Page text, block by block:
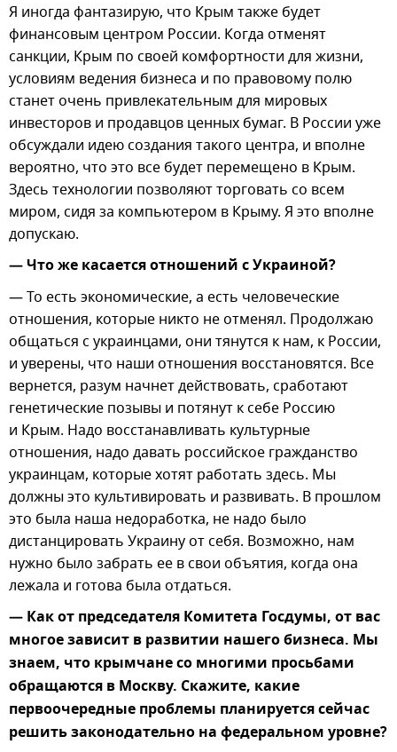
Я иногда фантазирую, что Крым также будет
финансовым центром России. Когда отменят
санкции, Крым по своей комфортности для жизни,
условиям ведения бизнеса и по правовому полю
станет очень привлекательным для мировых
инвесторов и продавцов ценных бумаг. В России уже
обсуждали идею создания такого центра, и вполне
вероятно, что это все будет перемещено в Крым.
Здесь технологии позволяют торговать со всем
миром, сидя за компьютером в Крыму. Я это вполне
допускаю.
— Что же касается отношений с Украиной?
— То есть экономические, а есть человеческие
отношения, которые никто не отменял. Продолжаю
общаться с украинцами, они тянутся к нам, к России,
и уверены, что наши отношения восстановятся. Все
вернется, разум начнет действовать, сработают
генетические позывы и потянут к себе Россию
и Крым. Надо восстанавливать культурные
отношения, надо давать российское гражданство
украинцам, которые хотят работать здесь. Мы
должны это культивировать и развивать. В прошлом
это была наша недоработка, не надо было
дистанцировать Украину от себя. Возможно, нам
нужно было забрать ее в свои объятия, когда она
лежала и готова была отдаться.
— Как от председателя Комитета Госдумы, от вас
многое зависит в развитии нашего бизнеса. Мы
знаем, что крымчане со многими просьбами
обращаются в Москву. Скажите, какие
первоочередные проблемы планируется сейчас
решить законодательно на федеральном уровне?